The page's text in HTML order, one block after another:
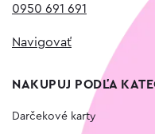
0950 691 691
Navigovať
NAKUPUJ PODĽA
Darčekové karty